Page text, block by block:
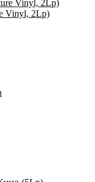
Vinyl, 2Lp)